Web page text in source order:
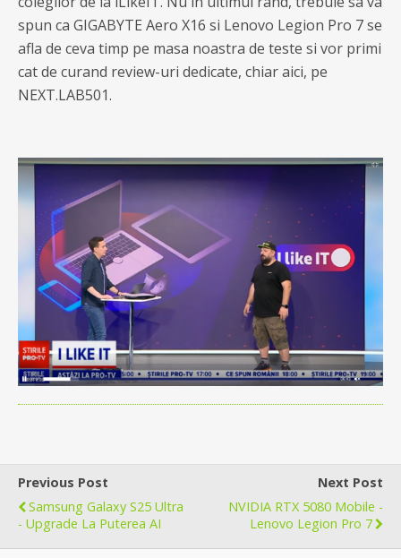
spun ca GIGABYTE Aero X16 si Lenovo Legion Pro 7 se
afla de ceva timp pe masa noastra de teste si vor primi
cat de curand review-uri dedicate, chiar aici, pe
NEXT.LAB501.
Previous Post
Samsung Galaxy S25 Ultra
- Upgrade La Puterea AI
Next Post
NVIDIA RTX 5080 Mobile -
Lenovo Legion Pro 7